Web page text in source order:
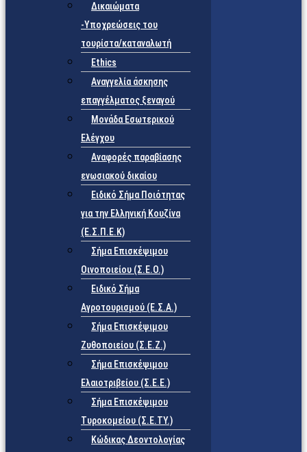
Δικαιώματα
-Υποχρεώσεις του
τουρίστα/καταναλωτή
Ethics
Αναγγελία άσκησης
επαγγέλματος ξεναγού
Μονάδα Εσωτερικού
Ελέγχου
Αναφορές παραβίασης
ενωσιακού δικαίου
Ειδικό Σήμα Ποιότητας
για την Ελληνική Κουζίνα
(Ε.Σ.Π.Ε.Κ)
Σήμα Επισκέψιμου
Οινοποιείου (Σ.Ε.Ο.)
Ειδικό Σήμα
Αγροτουρισμού (Ε.Σ.Α.)
Σήμα Επισκέψιμου
Ζυθοποιείου (Σ.Ε.Ζ.)
Σήμα Επισκέψιμου
Ελαιοτριβείου (Σ.Ε.Ε.)
Σήμα Επισκέψιμου
Τυροκομείου (Σ.Ε.TY.)
Κώδικας Δεοντολογίας